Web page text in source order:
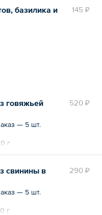
145 ₽
520 ₽
говяжьей
— 5 шт.
г
290 ₽
свинины в
— 5 шт.
г